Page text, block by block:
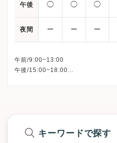
午後 ◯ ◯ ◯
夜間 ー ー ー
午前/9:00~13:00
午後/15:00~18:00
キーワードで探す